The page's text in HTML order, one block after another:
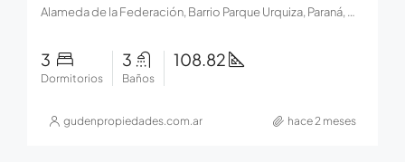
Alameda de la Federación, Barrio Parque Urquiza, Paraná, Municipio de Paraná, Distrito Sauce, Departamento Paraná, Entre Ríos, E3100, Argentina
3
Dormitorios
3
Baños
108.82
gudenpropiedades.com.ar hace 2 meses